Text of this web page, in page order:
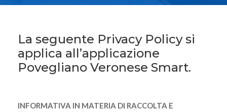
La seguente Privacy Policy si
applica all’applicazione
Povegliano Veronese Smart.
INFORMATIVA IN MATERIA DI RACCOLTA E